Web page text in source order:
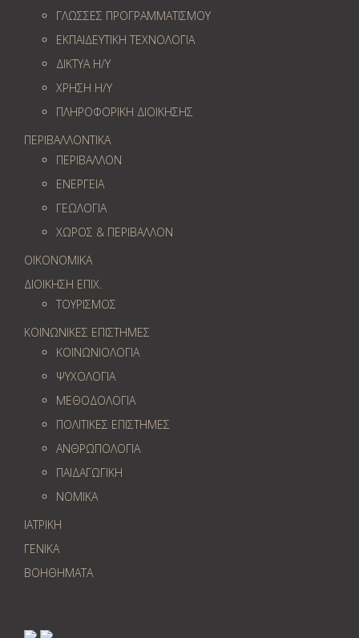
ΓΛΩΣΣΕΣ ΠΡΟΓΡΑΜΜΑΤΙΣΜΟΥ
ΕΚΠΑΙΔΕΥΤΙΚΗ ΤΕΧΝΟΛΟΓΙΑ
ΔΙΚΤΥΑ Η/Υ
ΧΡΗΣΗ Η/Υ
ΠΛΗΡΟΦΟΡΙΚΗ ΔΙΟΙΚΗΣΗΣ
ΠΕΡΙΒΑΛΛΟΝΤΙΚΑ
ΠΕΡΙΒΑΛΛΟΝ
ΕΝΕΡΓΕΙΑ
ΓΕΩΛOΓΙΑ
ΧΩΡΟΣ & ΠΕΡΙΒΑΛΛΟΝ
ΟΙΚΟΝΟΜΙΚΑ
ΔΙΟΙΚΗΣΗ ΕΠΙΧ.
ΤΟΥΡΙΣΜΟΣ
ΚΟΙΝΩΝΙΚΕΣ ΕΠΙΣΤΗΜΕΣ
ΚΟΙΝΩΝΙΟΛΟΓΙΑ
ΨΥΧΟΛΟΓΙΑ
ΜΕΘΟΔΟΛΟΓΙΑ
ΠΟΛΙΤΙΚΕΣ ΕΠΙΣΤΗΜΕΣ
ΑΝΘΡΩΠΟΛΟΓΙΑ
ΠΑΙΔΑΓΩΓΙΚΗ
ΝΟΜΙΚΑ
ΙΑΤΡΙΚΗ
ΓΕΝΙΚΑ
ΒΟΗΘΗΜΑΤΑ